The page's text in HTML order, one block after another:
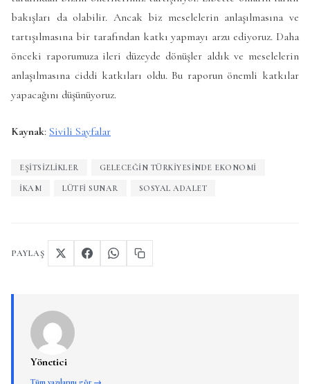
bakışları da olabilir. Ancak biz meselelerin anlaşılmasına ve
tartışılmasına bir tarafından katkı yapmayı arzu ediyoruz. Daha
önceki raporumuza ileri düzeyde dönüşler aldık ve meselelerin
anlaşılmasına ciddi katkıları oldu. Bu raporun önemli katkılar
yapacağını düşünüyoruz.
Kaynak: Sivili Sayfalar
EŞITSIZLIKLER GELECEĞIN TÜRKIYESINDE EKONOMI
IKAM LÜTFI SUNAR SOSYAL ADALET
PAYLAŞ
Yönetici
Tüm yazılarını gör →